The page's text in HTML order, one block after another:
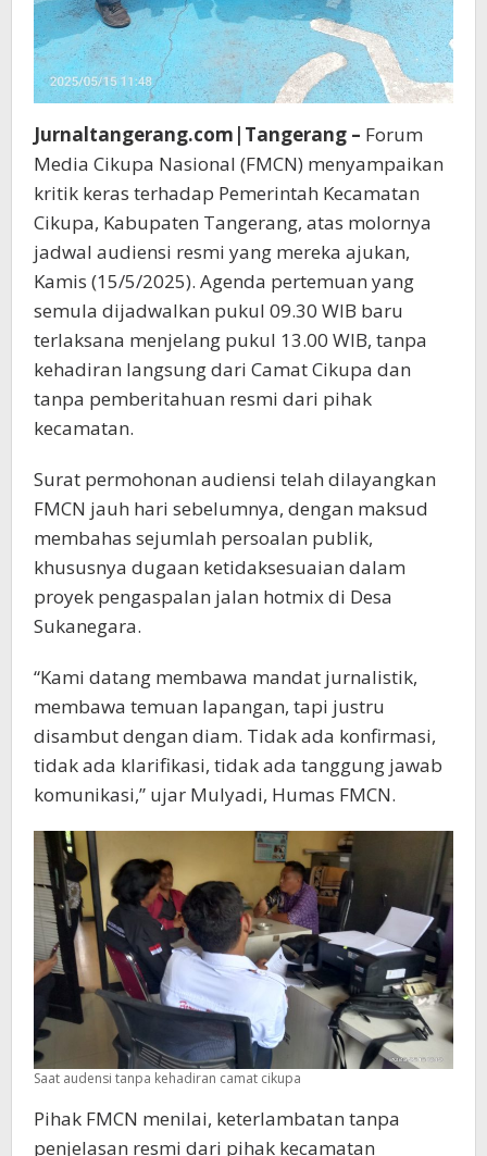
Jurnaltangerang.com|Tangerang – Forum
Media Cikupa Nasional (FMCN) menyampaikan
kritik keras terhadap Pemerintah Kecamatan
Cikupa, Kabupaten Tangerang, atas molornya
jadwal audiensi resmi yang mereka ajukan,
Kamis (15/5/2025). Agenda pertemuan yang
semula dijadwalkan pukul 09.30 WIB baru
terlaksana menjelang pukul 13.00 WIB, tanpa
kehadiran langsung dari Camat Cikupa dan
tanpa pemberitahuan resmi dari pihak
kecamatan.
Surat permohonan audiensi telah dilayangkan
FMCN jauh hari sebelumnya, dengan maksud
membahas sejumlah persoalan publik,
khususnya dugaan ketidaksesuaian dalam
proyek pengaspalan jalan hotmix di Desa
Sukanegara.
“Kami datang membawa mandat jurnalistik,
membawa temuan lapangan, tapi justru
disambut dengan diam. Tidak ada konfirmasi,
tidak ada klarifikasi, tidak ada tanggung jawab
komunikasi,” ujar Mulyadi, Humas FMCN.
Saat audensi tanpa kehadiran camat cikupa
Pihak FMCN menilai, keterlambatan tanpa
penjelasan resmi dari pihak kecamatan